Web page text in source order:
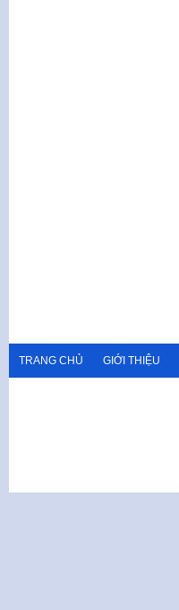
TRANG CHỦ GIỚI THIỆU